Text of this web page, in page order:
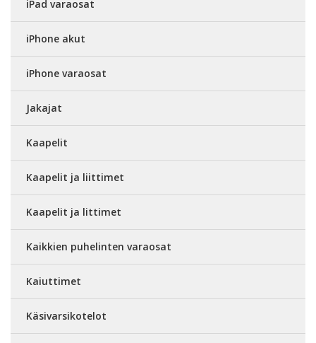
iPad varaosat
iPhone akut
iPhone varaosat
Jakajat
Kaapelit
Kaapelit ja liittimet
Kaapelit ja littimet
Kaikkien puhelinten varaosat
Kaiuttimet
Käsivarsikotelot